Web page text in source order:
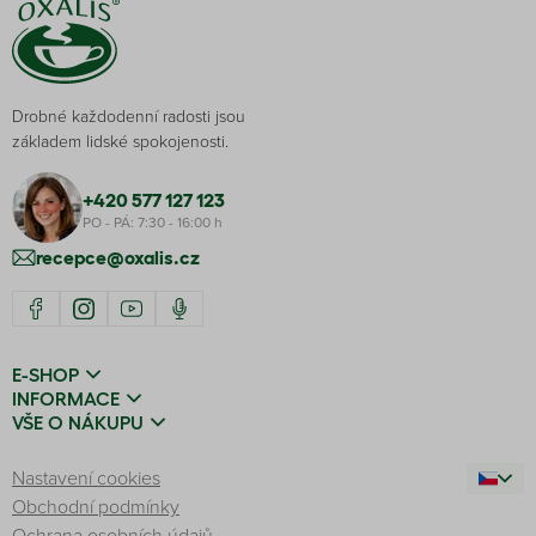
Drobné každodenní radosti jsou
základem lidské spokojenosti.
+420 577 127 123
PO - PÁ: 7:30 - 16:00 h
recepce@oxalis.cz
E-SHOP
INFORMACE
VŠE O NÁKUPU
Nastavení cookies
Obchodní podmínky